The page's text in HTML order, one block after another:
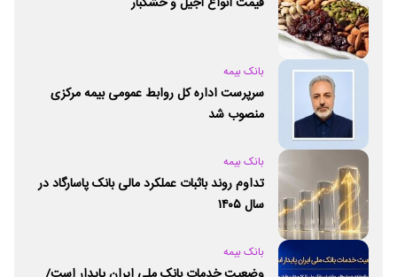
بانک بیمه
سرپرست اداره کل روابط عمومی بیمه مرکزی
منصوب شد
بانک بیمه
تداوم روند باثبات عملکرد مالی بانک پاسارگاد در
سال ۱۴۰۵
بانک بیمه